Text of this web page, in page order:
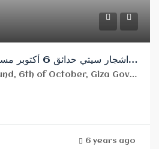
شقة للبيع كومباوند اشجار سيتي حدائق 6 أكتوبر مساحة 194م موقع مميز
Ashgar City Compound, 6th of October, Giza Governorate, Egypt
6 years ago